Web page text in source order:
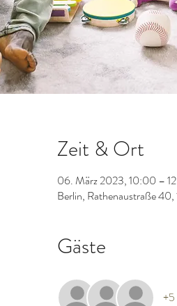
Zeit & Ort
06. März 2023, 10:00 –
Berlin, Rathenaustraße
Gäste
+5